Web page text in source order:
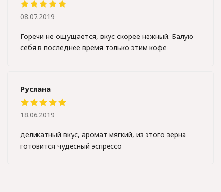
Горечи не ощущается, вкус скорее нежный. Балую
себя в последнее время только этим кофе
08.07.2019
Руслана
деликатный вкус, аромат мягкий, из этого зерна
готовится чудесный эспрессо
18.06.2019